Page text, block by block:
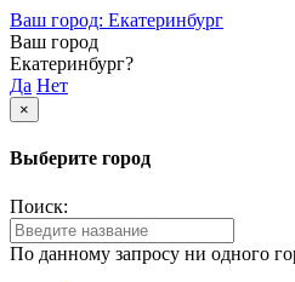
Ваш город: Екатеринбург
Ваш город
Екатеринбург?
Да Нет
×
Выберите город
Поиск:
По данному запросу ни одного